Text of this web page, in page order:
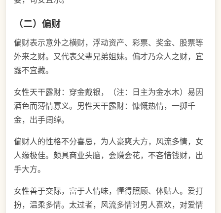
（二）偏财
偏财表示意外之横财，浮动资产、彩票、奖金、股票等
外来之财。又代表父辈兄弟姐妹。偏才乃众人之财，宜
露不宜藏。
女性天干露财：穿金戴银，（注：日主为金水木）易因
酒色而薄情寡义。男性天干露财：慷慨热情，一掷千
金，出手阔绰。
偏财人的性格不分喜忌，为人豪爽大方，风流多情，女
人缘极佳。颇具商业头脑，会赚会花，不吝惜钱财，出
手大方。
女性善于交际，富于人情味，懂得照顾、体贴人。爱打
扮，温柔多情。太过者，风流多情讨男人喜欢，对爱情